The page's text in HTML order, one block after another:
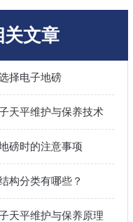
关文章
择电子地磅
天平维护与保养技术
磅时的注意事项
构分类有哪些？
天平维护与保养原理